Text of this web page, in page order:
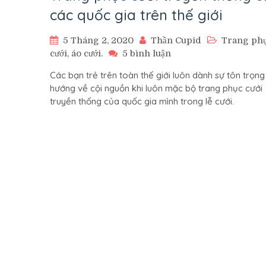
các quốc gia trên thế giới
5 Tháng 2, 2020 Thần Cupid
Trang
cưới, áo cưới.
5 bình luận
phục
cưới
truyền
Các bạn trẻ trên toàn thế giới luôn dành sự tôn
hướng về cội nguồn khi luôn mặc bộ trang phục cưới
truyền thống của quốc gia mình trong lễ cưới.